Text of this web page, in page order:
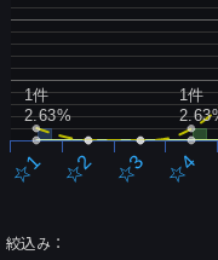
☆1 ☆2 ☆3 ☆4
1件
2.63%
1件
絞込み：